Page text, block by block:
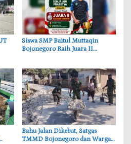
‎Siswa SMP Baitul Muttaqin
Bojonegoro Raih Juara II
‎Bahu Jalan Dikebut, Satgas
TMMD Bojonegoro dan Warga